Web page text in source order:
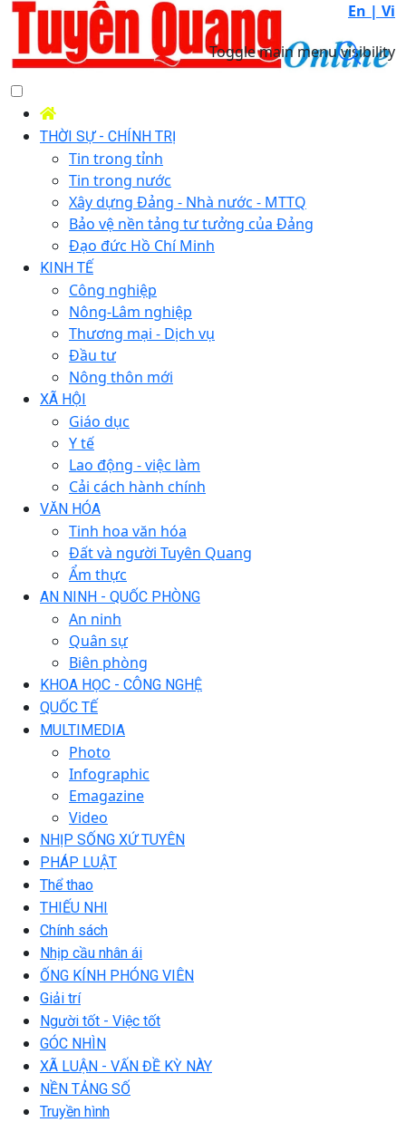
En | Vi
Toggle main menu visibility
THỜI SỰ - CHÍNH TRỊ
Tin trong tỉnh
Tin trong nước
Xây dựng Đảng - Nhà nước - MTTQ
Bảo vệ nền tảng tư tưởng của Đảng
Đạo đức Hồ Chí Minh
KINH TẾ
Công nghiệp
Nông-Lâm nghiệp
Thương mại - Dịch vụ
Đầu tư
Nông thôn mới
XÃ HỘI
Giáo dục
Y tế
Lao động - việc làm
Cải cách hành chính
VĂN HÓA
Tinh hoa văn hóa
Đất và người Tuyên Quang
Ẩm thực
AN NINH - QUỐC PHÒNG
An ninh
Quân sự
Biên phòng
KHOA HỌC - CÔNG NGHỆ
QUỐC TẾ
MULTIMEDIA
Photo
Infographic
Emagazine
Video
NHỊP SỐNG XỨ TUYÊN
PHÁP LUẬT
Thể thao
THIẾU NHI
Chính sách
Nhịp cầu nhân ái
ỐNG KÍNH PHÓNG VIÊN
Giải trí
Người tốt - Việc tốt
GÓC NHÌN
XÃ LUẬN - VẤN ĐỀ KỲ NÀY
NỀN TẢNG SỐ
Truyền hình